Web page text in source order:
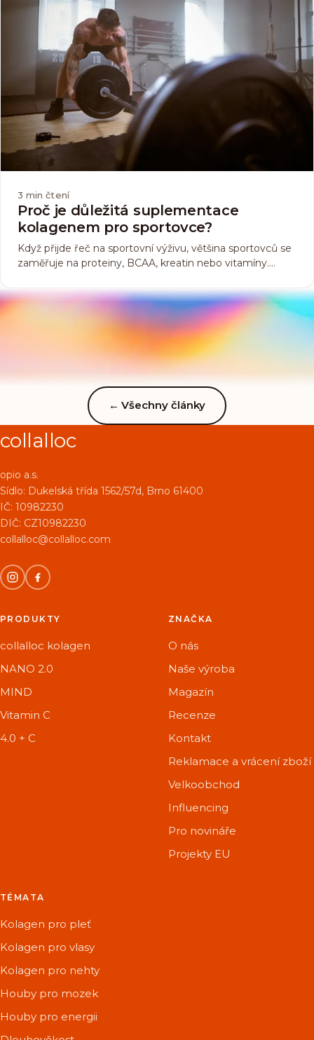
3 min čtení
Proč je důležitá suplementace
kolagenem pro sportovce?
Když přijde řeč na sportovní výživu, většina sportovců se
zaměřuje na proteiny, BCAA, kreatin nebo vitamíny.
známý, ale velmi důležitý doplněk si zaslouží vaši
pozornost. Proč? Protože kolagen není jen o zdravé
pokožce a vlasech, ale především o podpoře svalů,
kloubů a šlach – tedy těch částí těla, které každý
sportovec zatěžuje na maximum.
←Všechny články
collalloc
opio a.s.
Sídlo: Dukelská třída 1562/57d, Brno 61400
IČ: 10982230
DIČ: CZ10982230
collalloc@collalloc.com
PRODUKTY
collalloc kolagen
NANO 2.0
MIND
Vitamin C
4.0 + C
ZNAČKA
O nás
Naše výroba
Magazín
Recenze
Kontakt
Reklamace a vrácení zboží
Velkoobchod
Influencing
Pro novináře
Projekty EU
TÉMATA
Kolagen pro pleť
Kolagen pro vlasy
Kolagen pro nehty
Houby pro mozek
Houby pro energii